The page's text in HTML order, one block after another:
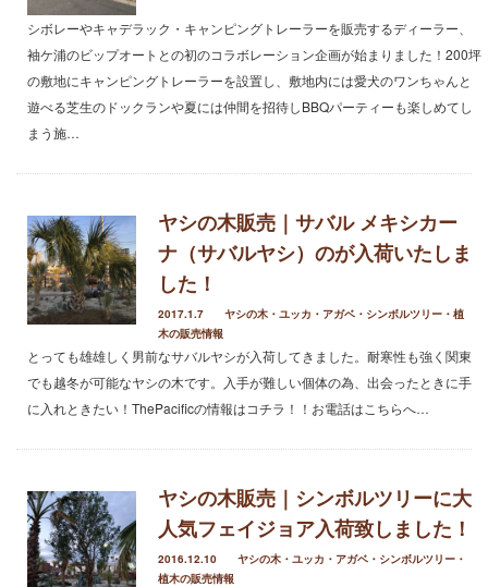
シボレーやキャデラック・キャンピングトレーラーを販売するディーラー、
袖ケ浦のビップオートとの初のコラボレーション企画が始まりました！200坪
の敷地にキャンピングトレーラーを設置し、敷地内には愛犬のワンちゃんと
遊べる芝生のドックランや夏には仲間を招待しBBQパーティーも楽しめてし
まう施…
ヤシの木販売｜サバル メキシカー
ナ（サバルヤシ）のが入荷いたしま
した！
2017.1.7
ヤシの木・ユッカ・アガベ・シンボルツリー・植
木の販売情報
とっても雄雄しく男前なサバルヤシが入荷してきました。耐寒性も強く関東
でも越冬が可能なヤシの木です。入手が難しい個体の為、出会ったときに手
に入れときたい！ThePacificの情報はコチラ！！お電話はこちらへ…
ヤシの木販売｜シンボルツリーに大
人気フェイジョア入荷致しました！
2016.12.10
ヤシの木・ユッカ・アガベ・シンボルツリー・
植木の販売情報
2017年1月
2016年12月
2016年11月
2016年10月
未分類
オーシャンサイドガーデン ブログ
ヤシの木・ユッカ・アガベ・シンボルツリー・植木の販売情報
THE PACIFIC